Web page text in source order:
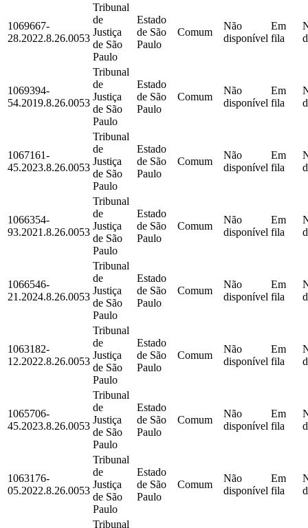
1069667-
28.2022.8.26.0053
Tribunal
de
Justiça
de São
Paulo
Estado
de São
Paulo
Comum
Não
disponível
Em
fila
1069394-
54.2019.8.26.0053
Tribunal
de
Justiça
de São
Paulo
Estado
de São
Paulo
Comum
Não
disponível
Em
fila
1067161-
45.2023.8.26.0053
Tribunal
de
Justiça
de São
Paulo
Estado
de São
Paulo
Comum
Não
disponível
Em
fila
1066354-
93.2021.8.26.0053
Tribunal
de
Justiça
de São
Paulo
Estado
de São
Paulo
Comum
Não
disponível
Em
fila
1066546-
21.2024.8.26.0053
Tribunal
de
Justiça
de São
Paulo
Estado
de São
Paulo
Comum
Não
disponível
Em
fila
1063182-
12.2022.8.26.0053
Tribunal
de
Justiça
de São
Paulo
Estado
de São
Paulo
Comum
Não
disponível
Em
fila
1065706-
45.2023.8.26.0053
Tribunal
de
Justiça
de São
Paulo
Estado
de São
Paulo
Comum
Não
disponível
Em
fila
1063176-
05.2022.8.26.0053
Tribunal
de
Justiça
de São
Paulo
Estado
de São
Paulo
Comum
Não
disponível
Em
fila
Tribunal